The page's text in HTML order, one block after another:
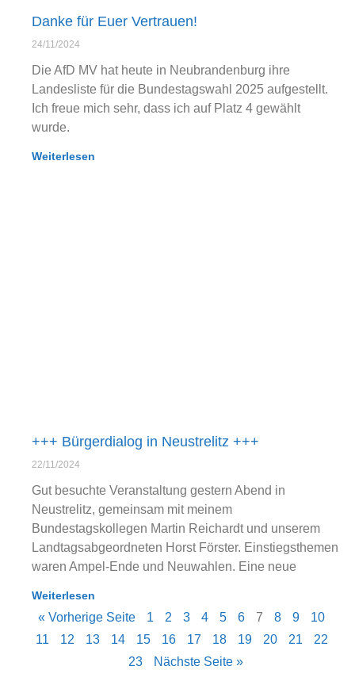
Danke für Euer Vertrauen!
24/11/2024
Die AfD MV hat heute in Neubrandenburg ihre
Landesliste für die Bundestagswahl 2025 aufgestellt.
Ich freue mich sehr, dass ich auf Platz 4 gewählt
wurde.
Weiterlesen
+++ Bürgerdialog in Neustrelitz +++
22/11/2024
Gut besuchte Veranstaltung gestern Abend in
Neustrelitz, gemeinsam mit meinem
Bundestagskollegen Martin Reichardt und unserem
Landtagsabgeordneten Horst Förster. Einstiegsthemen
waren Ampel-Ende und Neuwahlen. Eine neue
Weiterlesen
« Vorherige Seite 1 2 3 4 5 6 7 8 9
10
11
12 13 14 15 16 17 18 19 20 21
22
23
Nächste Seite »